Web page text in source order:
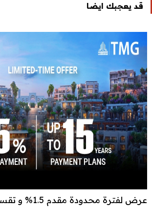
قد يعجبك ايضا
عرض لفترة محدودة مقدم 1.5% و تقسيط علي 15 سنة